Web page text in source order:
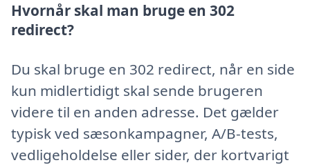
Hvornår skal man bruge en 302
redirect?
Du skal bruge en 302 redirect, når en side
kun midlertidigt skal sende brugeren
videre til en anden adresse. Det gælder
typisk ved sæsonkampagner, A/B-tests,
vedligeholdelse eller sider, der kortvarigt